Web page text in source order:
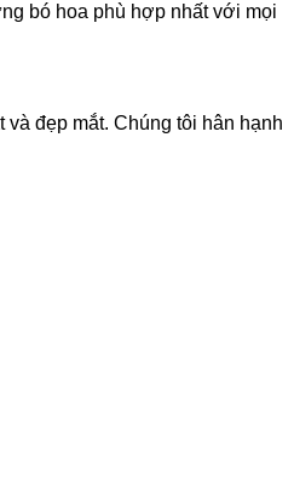
bó hoa phù hợp nhất với mọi
đẹp mắt. Chúng tôi hân hạnh